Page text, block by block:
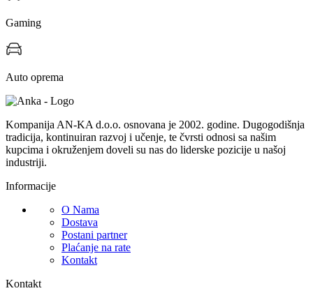
Gaming
Auto oprema
Kompanija AN-KA d.o.o. osnovana je 2002. godine. Dugogodišnja
tradicija, kontinuiran razvoj i učenje, te čvrsti odnosi sa našim
kupcima i okruženjem doveli su nas do liderske pozicije u našoj
industriji.
Informacije
O Nama
Dostava
Postani partner
Plaćanje na rate
Kontakt
Kontakt